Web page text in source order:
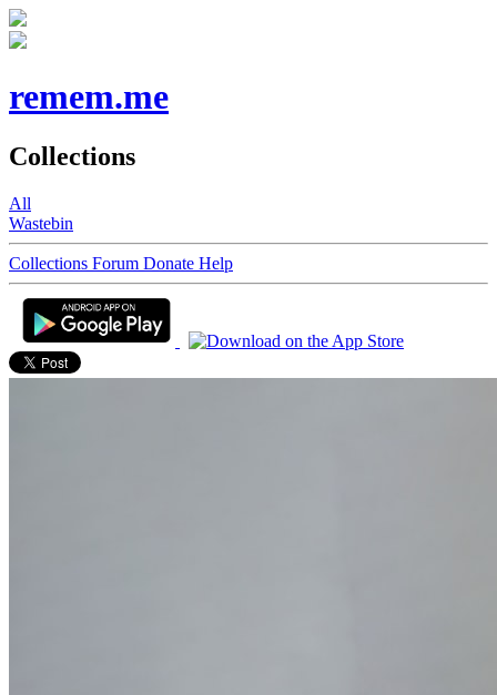
remem.me
Collections
All
Wastebin
Collections Forum Donate Help